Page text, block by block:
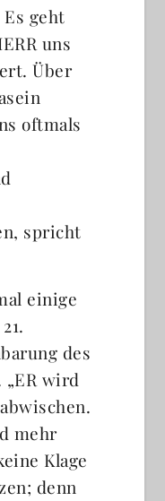
geht
uns
Über
oftmals
spricht
einige
des
„ER wird
mehr
Klage
denn